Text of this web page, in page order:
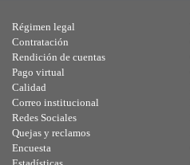
Régimen legal
Contratación
Rendición de cuentas
Pago virtual
Calidad
Correo institucional
Redes Sociales
Quejas y reclamos
Encuesta